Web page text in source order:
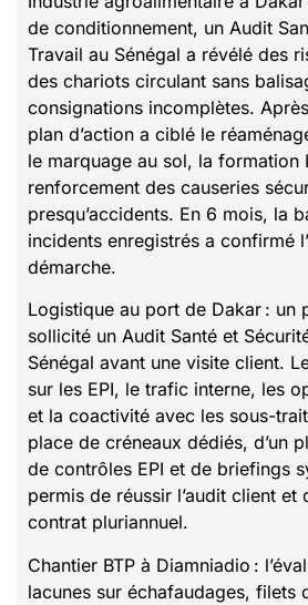
de conditionnement, un Audit
Travail au Sénégal a révélé des
des chariots circulant sans
consignations incomplètes.
plan d’action a ciblé le
le marquage au sol, la formation
renforcement des causeries
presqu’accidents. En 6 mois, la
incidents enregistrés a confirmé
démarche.
Logistique au port de Dakar : un
sollicité un Audit Santé et
Sénégal avant une visite client.
sur les EPI, le trafic interne, les
et la coactivité avec les sous-
place de créneaux dédiés, d’un
de contrôles EPI et de briefings
permis de réussir l’audit client et
contrat pluriannuel.
Chantier BTP à Diamniadio :
lacunes sur échafaudages, filets